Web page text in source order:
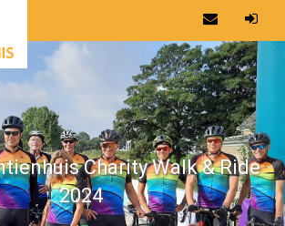
Charity Walk & Ride
2024